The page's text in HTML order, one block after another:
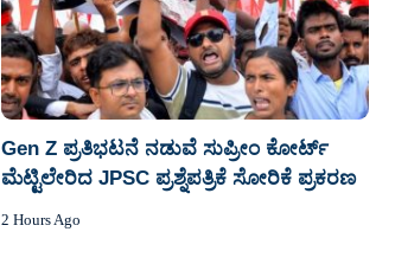
Gen Z ಪ್ರತಿಭಟನೆ ನಡುವೆ ಸುಪ್ರೀಂ ಕೋರ್ಟ್‌
ಮೆಟ್ಟಿಲೇರಿದ JPSC ಪ್ರಶ್ನೆಪತ್ರಿಕೆ ಸೋರಿಕೆ ಪ್ರಕರಣ
2 Hours Ago